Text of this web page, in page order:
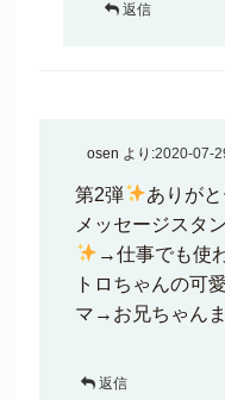
返信
osen より:2020-07-
第2弾
ありが
メッセージスタ
→仕事でも使
トロちゃんの可
マ→お兄ちゃん
返信